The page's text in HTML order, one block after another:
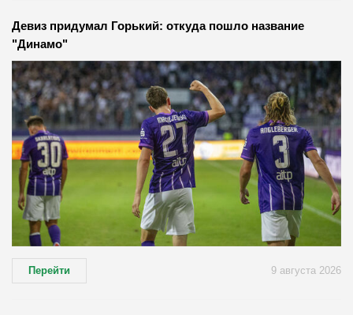
Девиз придумал Горький: откуда пошло название
"Динамо"
Перейти 9 августа 2026